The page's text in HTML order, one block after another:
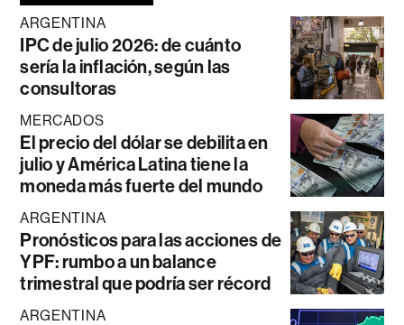
ARGENTINA
IPC de julio 2026: de cuánto
sería la inflación, según las
consultoras
MERCADOS
El precio del dólar se debilita en
julio y América Latina tiene la
moneda más fuerte del mundo
ARGENTINA
Pronósticos para las acciones de
YPF: rumbo a un balance
trimestral que podría ser récord
ARGENTINA